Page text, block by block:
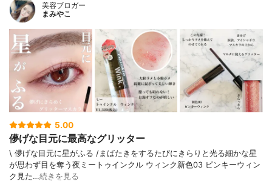
美容ブロガー
まみやこ
5.00
儚げな目元に最高なグリッター
\ 儚げな目元に星がふる /⁡⁡まばたきをするたびにきらりと光る細かな星
が思わず目を奪う夜⁡⁡⁡ミートゥインクル ウィンク新色03 ピンキーウィン
ク⁡⁡⁡⁡見た…続きを見る